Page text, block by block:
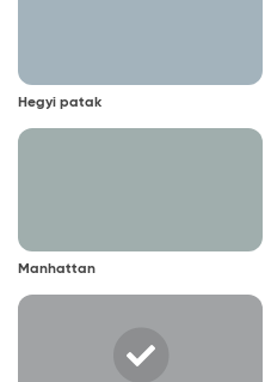
Hegyi patak
Manhattan